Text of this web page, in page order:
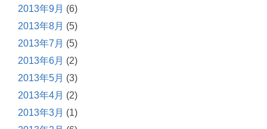
2013年9月 (6)
2013年8月 (5)
2013年7月 (5)
2013年6月 (2)
2013年5月 (3)
2013年4月 (2)
2013年3月 (1)